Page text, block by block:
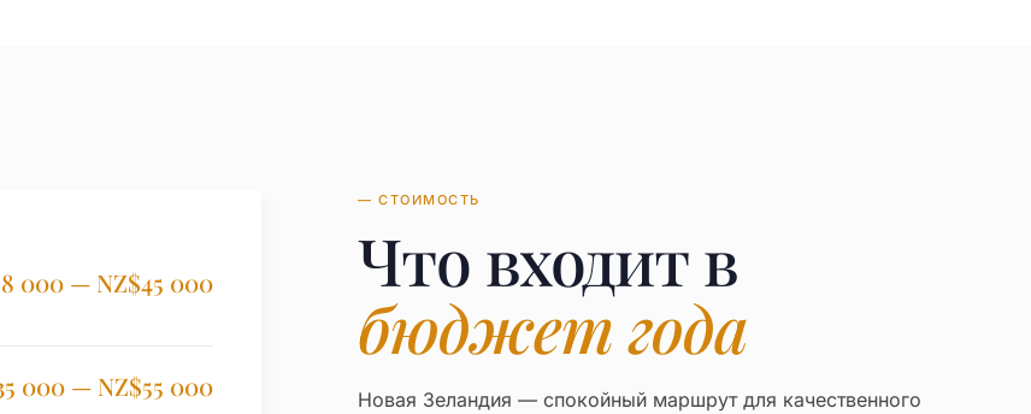
000 — NZ$45 000
000 — NZ$55 000
— СТОИМОСТЬ
Что входит в
бюджет года
Новая Зеландия — спокойный маршрут для качественного